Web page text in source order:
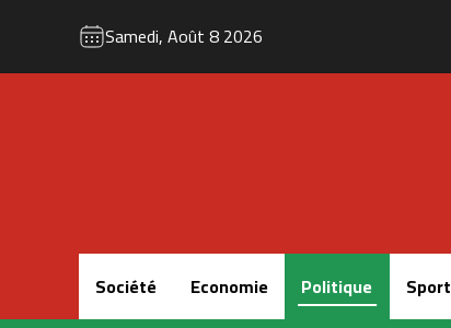
Samedi, Août 8 2026
Accueil
Société Economie Politique Sport